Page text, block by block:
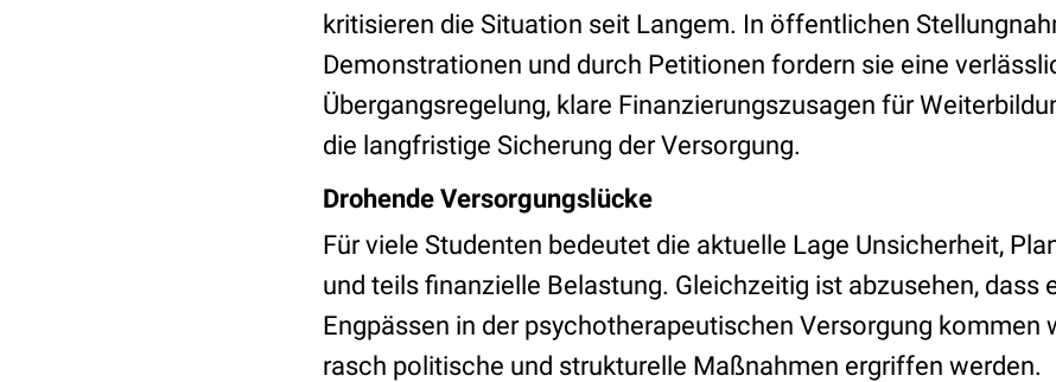
kritisieren die Situation seit Langem. In öffentlichen
Demonstrationen und durch Petitionen fordern sie eine
Übergangsregelung, klare Finanzierungszusagen für
die langfristige Sicherung der Versorgung.
Drohende Versorgungslücke
Für viele Studenten bedeutet die aktuelle Lage Unsicherheit,
und teils finanzielle Belastung. Gleichzeitig ist abzusehen, dass
Engpässen in der psychotherapeutischen Versorgung kommen
rasch politische und strukturelle Maßnahmen ergriffen werden.